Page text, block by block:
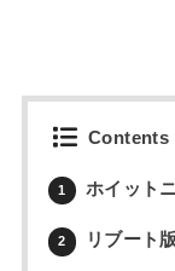
Contents
1 ホイット
2 リブート